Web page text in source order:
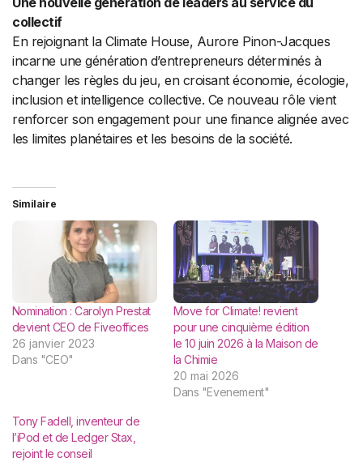
collectif
En rejoignant la Climate House, Aurore Pinon-Jacques
incarne une génération d’entrepreneurs déterminés à
changer les règles du jeu, en croisant économie, écologie,
inclusion et intelligence collective. Ce nouveau rôle vient
renforcer son engagement pour une finance alignée avec
les limites planétaires et les besoins de la société.
Similaire
Nomination : Carolyn Prestat
devient CEO de Fiveoffices
26 janvier 2023
Dans "CEO"
Move for Climate! revient
pour une cinquième édition
le 10 juin 2026 à la Maison de
la Chimie
20 mai 2026
Dans "Evenement"
Tony Fadell, inventeur de
l’iPod et de Ledger Stax,
rejoint le conseil